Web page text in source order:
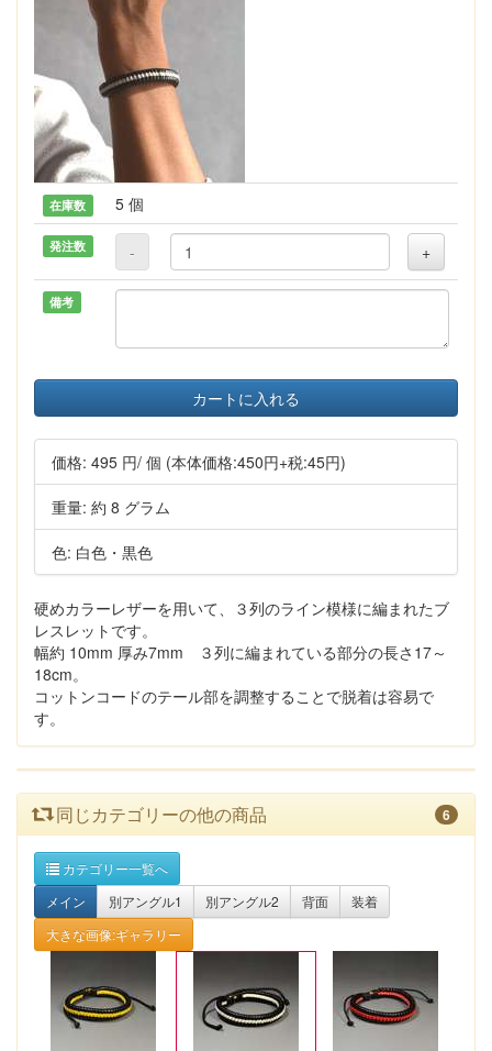
在庫数 5 個
発注数 - +
備考
カートに入れる
価格: 495 円/ 個 (本体価格:450円+税:45円)
重量: 約 8 グラム
色: 白色・黒色
硬めカラーレザーを用いて、３列のライン模様に編まれたブ
レスレットです。
幅約 10mm 厚み7mm ３列に編まれている部分の長さ17～
18cm。
コットンコードのテール部を調整することで脱着は容易で
す。
同じカテゴリーの他の商品 6
カテゴリー一覧へ
メイン
別アングル1 別アングル2 背面
装着
大きな画像:ギャラリー